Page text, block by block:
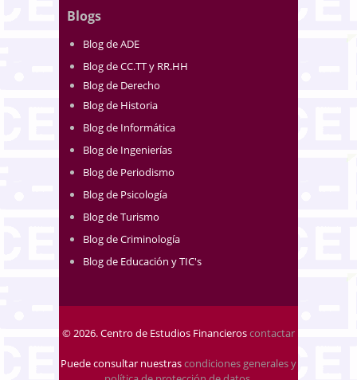
Blogs
Blog de ADE
Blog de CC.TT y RR.HH
Blog de Derecho
Blog de Historia
Blog de Informática
Blog de Ingenierías
Blog de Periodismo
Blog de Psicología
Blog de Turismo
Blog de Criminología
Blog de Educación y TIC's
© 2026. Centro de Estudios Financieroscontactar
Puede consultar nuestrascondiciones generales y